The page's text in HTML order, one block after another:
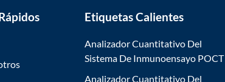
Etiquetas Calientes
Analizador Cuantitativo Del
Sistema De Inmunoensayo POCT
Analizador Cuantitativo Del